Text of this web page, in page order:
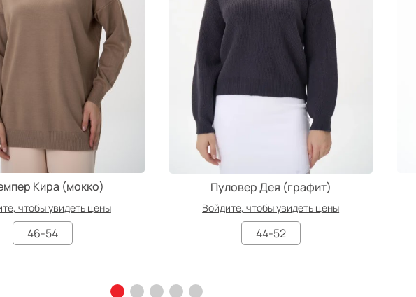
Кира (мокко)
чтобы увидеть цены
46-54
Пуловер Дея (графит)
Войдите, чтобы увидеть цены
44-52